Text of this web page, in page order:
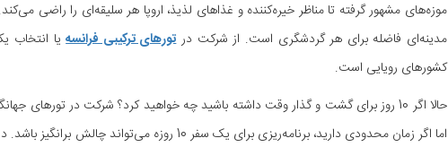
موزه‌های مشهور گرفته تا مناظر خیره‌کننده و غذاهای لذیذ، اروپا هر سلیقه‌ای را راضی
مدینه‌ای فاضله برای هر گردشگری است. از شرکت درتورهای ترکیبی فرانسهیا انتخاب
کشورهای رویایی است.
حالا اگر 10 روز برای گشت و گذار وقت داشته باشید چه خواهید کرد؟ شرکت در
اما اگر زمان محدودی دارید، برنامه‌ریزی برای یک سفر